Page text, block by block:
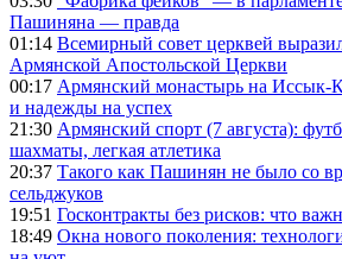
Пашиняна — правда
01:14 Всемирный совет церквей
Армянской Апостольской Церкви
00:17 Армянский монастырь на Иссык-
и надежды на успех
21:30 Армянский спорт (7 августа):
шахматы, легкая атлетика
20:37 Такого как Пашинян не было со
сельджуков
19:51 Госконтракты без рисков: что
18:49 Окна нового поколения: